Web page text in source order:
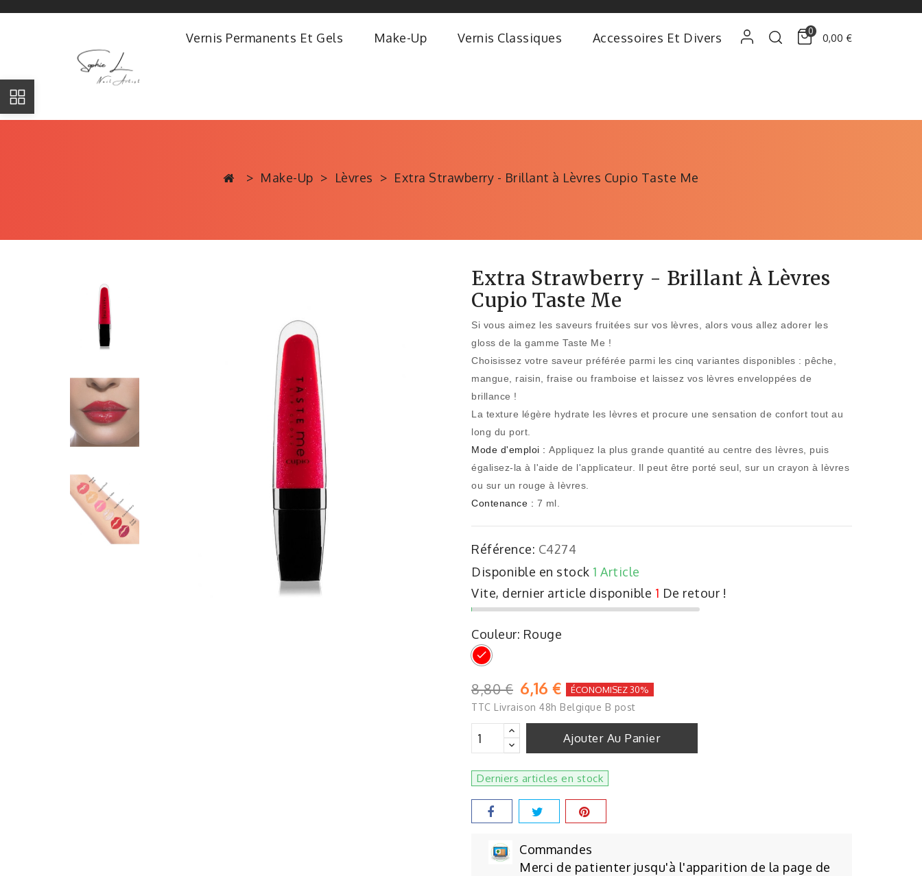
0
0,00 €
Vernis Permanents Et Gels Make-Up Vernis Classiques Accessoires Et Divers
Make-Up Lèvres Extra Strawberry - Brillant à Lèvres Cupio Taste Me
Extra Strawberry - Brillant À Lèvres
Cupio Taste Me
Si vous aimez les saveurs fruitées sur vos lèvres, alors vous allez adorer les
gloss de la gamme Taste Me !
Choisissez votre saveur préférée parmi les cinq variantes disponibles : pêche,
mangue, raisin, fraise ou framboise et laissez vos lèvres enveloppées de
brillance !
La texture légère hydrate les lèvres et procure une sensation de confort tout au
long du port.
Mode d'emploi : Appliquez la plus grande quantité au centre des lèvres, puis
égalisez-la à l'aide de l'applicateur. Il peut être porté seul, sur un crayon à lèvres
ou sur un rouge à lèvres.
Contenance : 7 ml.
Référence: C4274
Disponible en stock 1 Article
Vite, dernier article disponible 1 De retour !
Couleur: Rouge
Rouge
8,80 € 6,16 € ÉCONOMISEZ 30%
TTC Livraison 48h Belgique B post
Ajouter Au Panier
Derniers articles en stock
Commandes
Merci de patienter jusqu'à l'apparition de la page de